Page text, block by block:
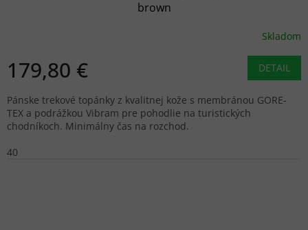
brown
Skladom
179,80 € DETAIL
Pánske trekové topánky z kvalitnej kože s membránou GORE-
TEX a podrážkou Vibram pre pohodlie na turistických
chodníkoch. Minimálny čas na rozchod.
40